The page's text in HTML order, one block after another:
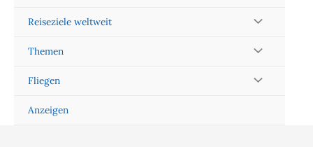
Reiseziele weltweit
Themen
Fliegen
Anzeigen